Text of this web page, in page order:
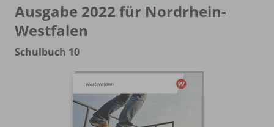
Ausgabe 2022 für Nordrhein-
Westfalen
Schulbuch 10